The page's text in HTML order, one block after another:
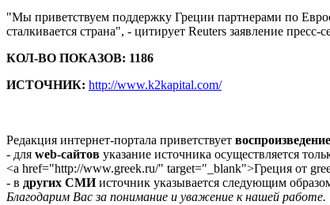
"Мы приветствуем поддержку Греции партнерами по
сталкивается страна", - цитирует Reuters заявление
КОЛ-ВО ПОКАЗОВ: 1186
ИСТОЧНИК: http://www.k2kapital.com/
Редакция интернет-портала приветствует
- для web-сайтов указание источника осуществляется
<a href="http://www.greek.ru/" target="_blank">Греция от
- в других СМИисточник указывается следующим
Благодарим Вас за понимание и уважение к нашей работе.